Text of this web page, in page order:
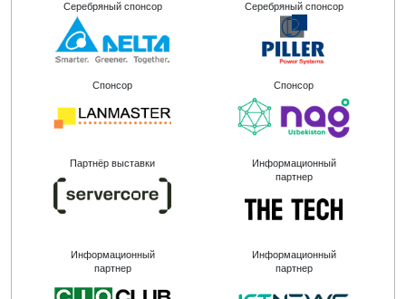
Серебряный спонсор Серебряный спонсор
Спонсор Спонсор
Партнёр выставки
Информационный
партнер
Информационный
партнер
Информационный
партнер